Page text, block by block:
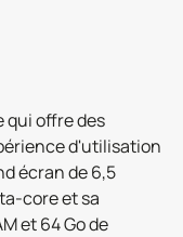
qui offre des
d'utilisation
écran de 6,5
core et sa
et 64 Go de